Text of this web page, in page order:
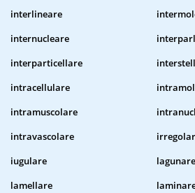
interlineare
internucleare
interparticellare
intracellulare
intramuscolare
intravascolare
iugulare
lagunare
lamellare